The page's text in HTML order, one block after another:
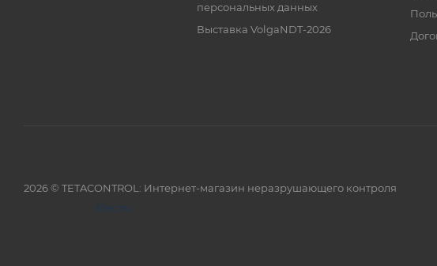
персональных данных
Выставка VolgaNDT-2026
2026 © TETACONTROL: Интернет-магазин неразрушающего контроля
Elec.ru